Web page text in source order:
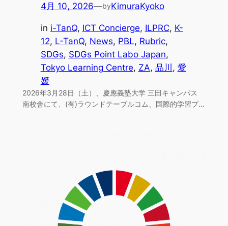
4月 10, 2026—byKimuraKyoko
in i-TanQ, ICT Concierge, ILPRC, K-
12, L-TanQ, News, PBL, Rubric
SDGs, SDGs Point Labo Japan
Tokyo Learning Centre, ZA, 品川 , 愛
媛
2026年3月28日（土）、慶應義塾大学 三田キャンパス
南校舎にて、(有)ラウンドテーブルコム、国際的学習プ…